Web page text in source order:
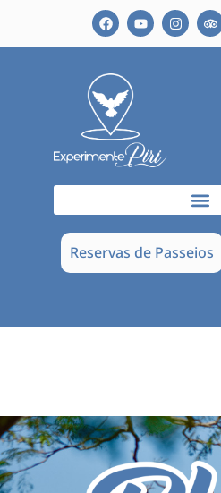
Reservas de Passeios